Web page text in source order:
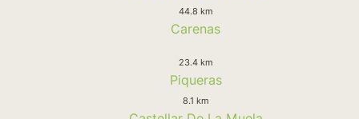
44.8 km
Carenas
23.4 km
Piqueras
8.1 km